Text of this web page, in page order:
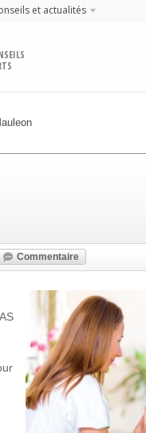
et actualités
Commentaire